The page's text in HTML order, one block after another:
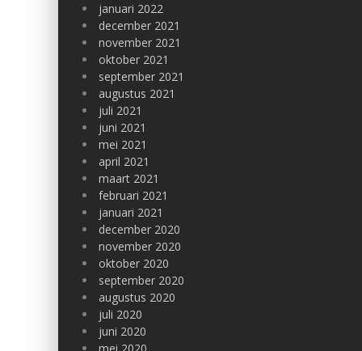
januari 2022
december 2021
november 2021
oktober 2021
september 2021
augustus 2021
juli 2021
juni 2021
mei 2021
april 2021
maart 2021
februari 2021
januari 2021
december 2020
november 2020
oktober 2020
september 2020
augustus 2020
juli 2020
juni 2020